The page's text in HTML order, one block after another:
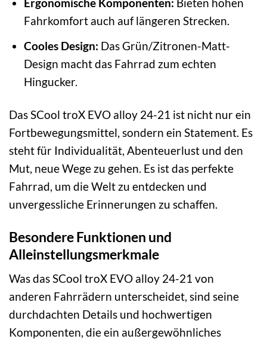
Ergonomische Komponenten: Bieten hohen
Fahrkomfort auch auf längeren Strecken.
Cooles Design: Das Grün/Zitronen-Matt-
Design macht das Fahrrad zum echten
Hingucker.
Das SCool troX EVO alloy 24-21 ist nicht nur ein
Fortbewegungsmittel, sondern ein Statement. Es
steht für Individualität, Abenteuerlust und den
Mut, neue Wege zu gehen. Es ist das perfekte
Fahrrad, um die Welt zu entdecken und
unvergessliche Erinnerungen zu schaffen.
Besondere Funktionen und
Alleinstellungsmerkmale
Was das SCool troX EVO alloy 24-21 von
anderen Fahrrädern unterscheidet, sind seine
durchdachten Details und hochwertigen
Komponenten, die ein außergewöhnliches